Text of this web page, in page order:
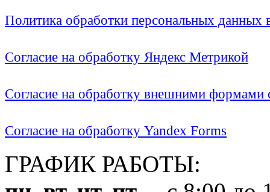
Политика обработки персональных
Согласие на обработку Яндекс Метрикой
Согласие на обработку внешними формами
Согласие на обработку Yandex Forms
ГРАФИК РАБОТЫ: